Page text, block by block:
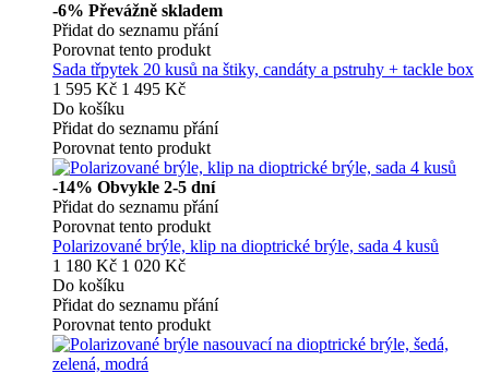
-6% Převážně skladem
Přidat do seznamu přání
Porovnat tento produkt
Sada třpytek 20 kusů na štiky, candáty a pstruhy + tackle box
1 595 Kč 1 495 Kč
Do košíku
Přidat do seznamu přání
Porovnat tento produkt
-14% Obvykle 2-5 dní
Přidat do seznamu přání
Porovnat tento produkt
Polarizované brýle, klip na dioptrické brýle, sada 4 kusů
1 180 Kč 1 020 Kč
Do košíku
Přidat do seznamu přání
Porovnat tento produkt